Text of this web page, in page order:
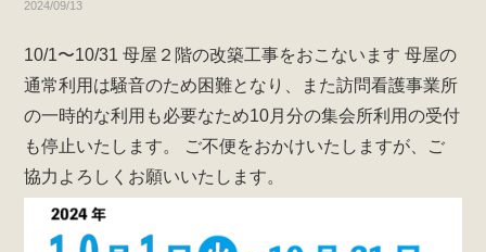
2024/09/13
10/1〜10/31 母屋２階の改築工事をおこないます 母屋の
通常利用は騒音のため困難となり、また訪問看護事業所
の一時的な利用も必要なため10月分の集会所利用の受付
も停止いたします。
ご不便をおかけいたしますが、ご
協力よろしくお願いいたします。